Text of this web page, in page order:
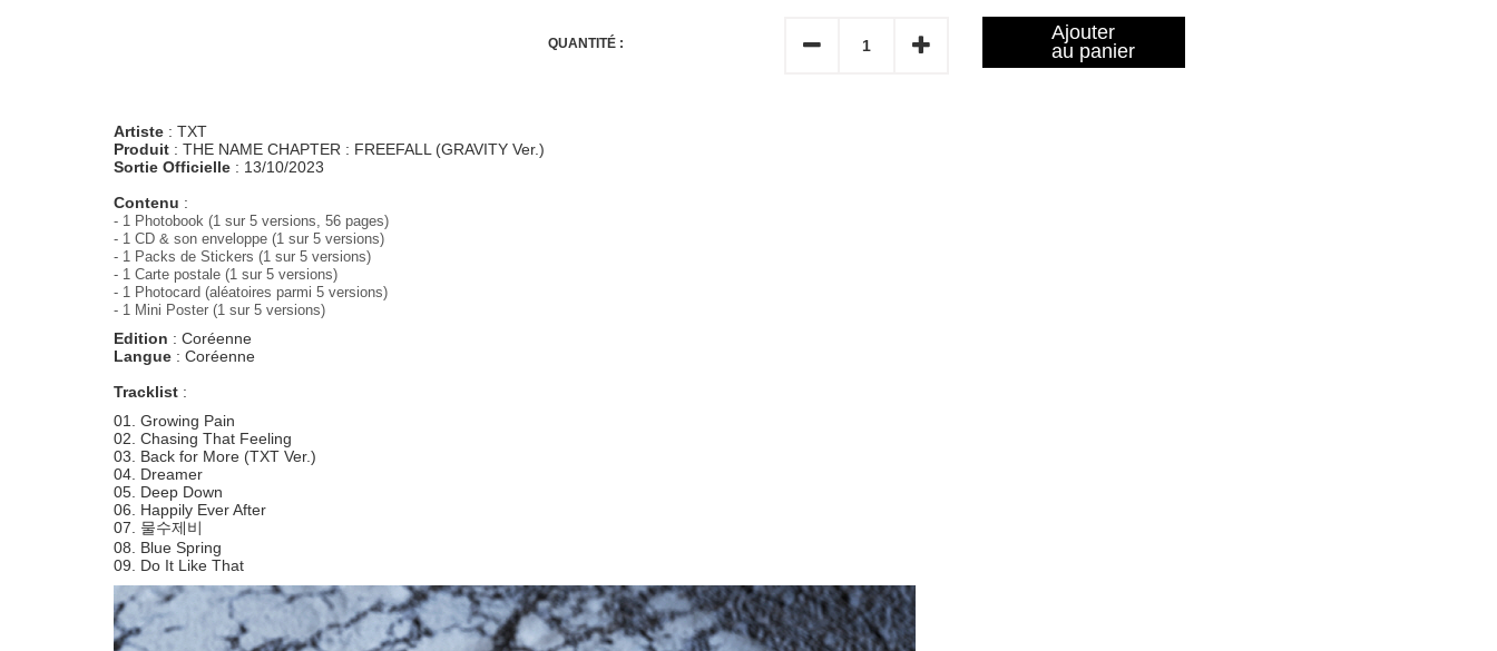
QUANTITÉ :
Ajouter
au panier
Artiste : TXT
Produit : THE NAME CHAPTER : FREEFALL (GRAVITY Ver.)
Sortie Officielle : 13/10/2023
Contenu :
- 1 Photobook (1 sur 5 versions, 56 pages)
- 1 CD & son enveloppe (1 sur 5 versions)
- 1 Packs de Stickers (1 sur 5 versions)
- 1 Carte postale (1 sur 5 versions)
- 1 Photocard (aléatoires parmi 5 versions)
- 1 Mini Poster (1 sur 5 versions)
Edition : Coréenne
Langue : Coréenne
Tracklist :
01. Growing Pain
02. Chasing That Feeling
03. Back for More (TXT Ver.)
04. Dreamer
05. Deep Down
06. Happily Ever After
07. 물수제비
08. Blue Spring
09. Do It Like That